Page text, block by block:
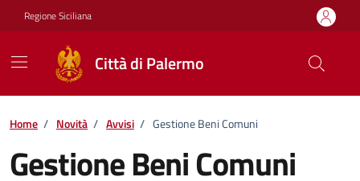
Vai ai contenuti
Vai al footer
Regione Siciliana
Città di Palermo
Home / Novità / Avvisi / Gestione Beni Comuni
Gestione Beni Comuni